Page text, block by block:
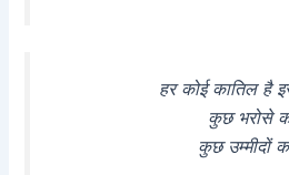
हर कोई कातिल है
कुछ भरोसे
कुछ उम्मीदों